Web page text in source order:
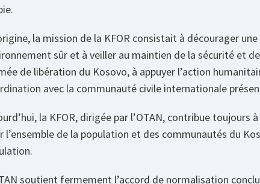
la mission de la KFOR consistait à décourager
sûr et à veiller au maintien de la sécurité et
de libération du Kosovo, à appuyer l’action
avec la communauté civile internationale
la KFOR, dirigée par l’OTAN, contribue toujours
l’ensemble de la population et des communautés du
soutient fermement l’accord de normalisation